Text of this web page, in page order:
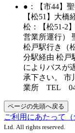
●：【市44】
【松51】大
松：【松51-2
営業所運行）
松戸駅行き（
分駅経由 松
によりバスが
承下さい。
業所 TEL
ページの先頭へ戻る
ご利用にあたって（
Ltd. All rights reserved.